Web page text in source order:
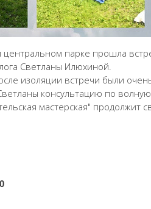
центральном парке прошла
Светланы Илюхиной.
изоляции встречи были
консультацию по
мастерская" продолжит
0